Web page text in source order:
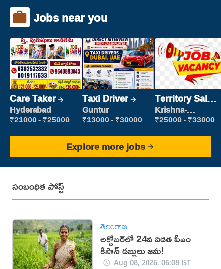
Jobs near you
Care Taker
Hyderabad
₹21000 - ₹25000
Taxi Driver
Guntur
₹13000 - ₹30000
Territory Sales
Manager
Krishna-
vijayawada
₹25000 - ₹33000
Explore more jobs
సంబంధిత పోస్ట్
తెలంగాణ
అక్టోబర్‌లో 24వ విడత పీఎం
కిసాన్ డబ్బులు జమ!
Aug 08, 2026, 06:08 IST